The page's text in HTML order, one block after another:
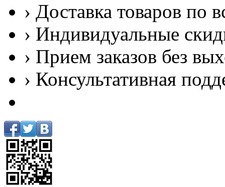
› Доставка товаров по
› Индивидуальные
› Прием заказов без
› Консультативная